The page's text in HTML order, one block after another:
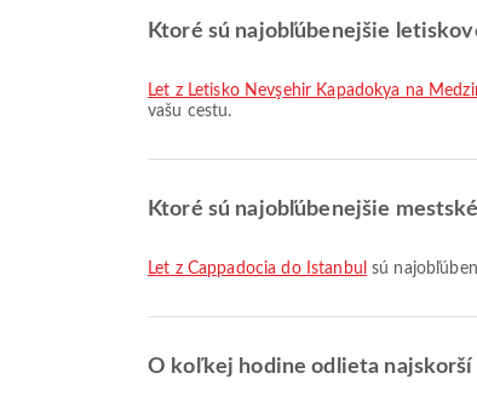
Ktoré sú najobľúbenejšie
let z Letisko Nevşehir Kapadokya na
vašu cestu.
Ktoré sú najobľúbenejšie
let z Cappadocia do Istanbul sú
O koľkej hodine odlieta najskorší